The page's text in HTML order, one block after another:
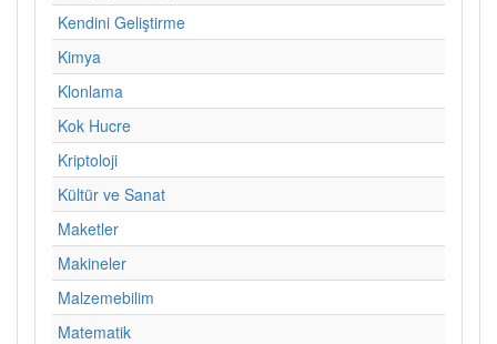
Kendini Geliştirme
Kimya
Klonlama
Kok Hucre
Kriptoloji
Kültür ve Sanat
Maketler
Makineler
Malzemebilim
Matematik